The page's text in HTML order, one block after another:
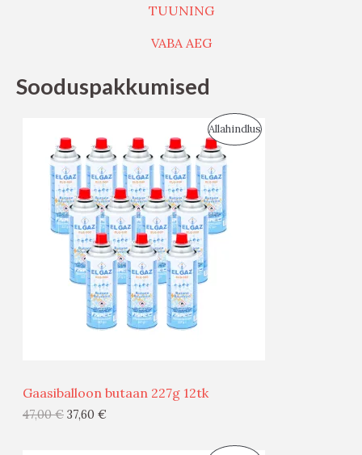
TUUNING
VABA AEG
Sooduspakkumised
AllahindlusS
Gaasiballoon butaan 227g 12tk
47,00€ 37,60 €